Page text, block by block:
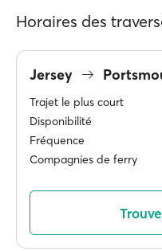
Horaires des
Jersey
Trajet le plus court
Disponibilité
Fréquence
Compagnies de ferry